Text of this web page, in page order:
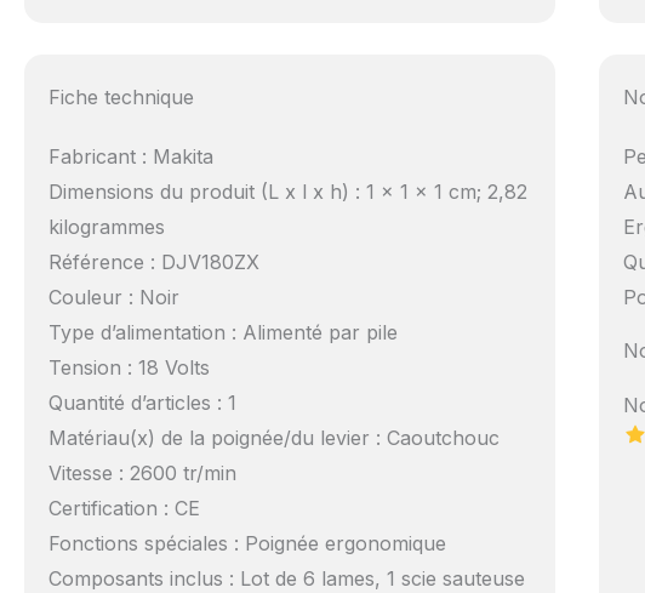
Fiche technique
Fabricant : Makita
Dimensions du produit (L x l x h) : 1 x 1 x 1 cm; 2,82
kilogrammes
Référence : DJV180ZX
Couleur : Noir
Type d’alimentation : Alimenté par pile
Tension : 18 Volts
Quantité d’articles : 1
Matériau(x) de la poignée/du levier : Caoutchouc
Vitesse : 2600 tr/min
Certification : CE
Fonctions spéciales : Poignée ergonomique
Composants inclus : Lot de 6 lames, 1 scie sauteuse